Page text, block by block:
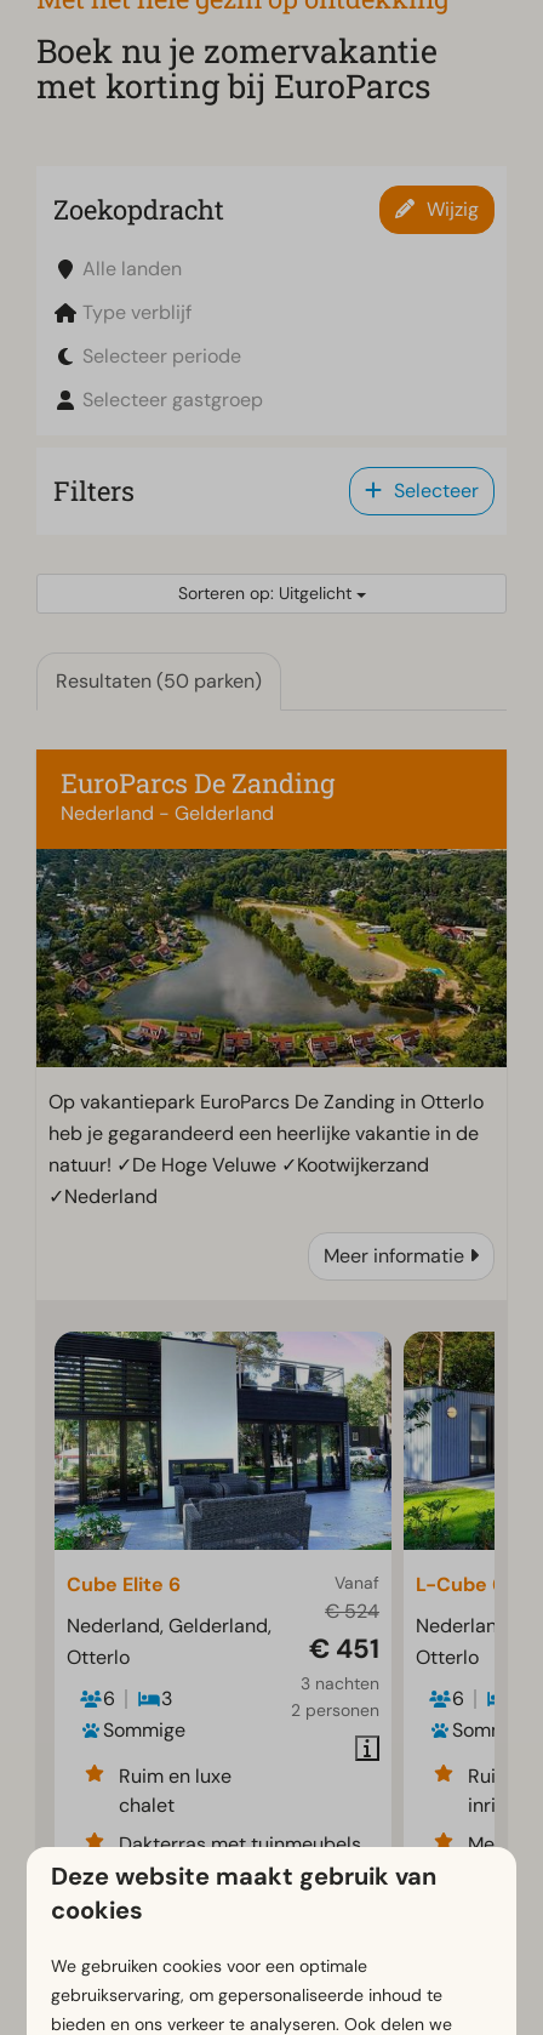
Boek nu je zomervakantie
met korting bij EuroParcs
Zoekopdracht Wijzig
Alle landen
Type verblijf
Selecteer periode
Selecteer gastgroep
Filters Selecteer
Sorteren op: Uitgelicht
Resultaten (50 parken)
EuroParcs De Zanding
Nederland - Gelderland
Op vakantiepark EuroParcs De Zanding in Otterlo
heb je gegarandeerd een heerlijke vakantie in de
natuur! ✓De Hoge Veluwe ✓Kootwijkerzand
✓Nederland
Meer informatie
Vanaf
€ 524
€ 451
3 nachten
2 personen
Cube Elite 6
Nederland, Gelderland,
Otterlo
6
3
Sommige
Ruim en luxe
chalet
Dakterras met tuinmeubels
Optioneel met airco of
sfeerhaard
Bekijken
L-Cube 6
Nederland,
Otterlo
6
Sommige
Ruime
Met
Deze website maakt gebruik van
cookies
We gebruiken cookies voor een optimale
gebruikservaring, om gepersonaliseerde inhoud te
bieden en ons verkeer te analyseren. Ook delen we